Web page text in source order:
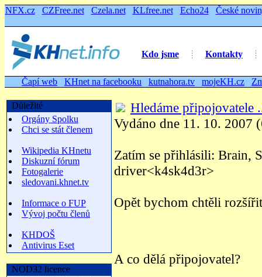
NFX.cz CZFree.net Czela.net KLfree.net Echo24 České
Kdo jsme Kontakty
Čapí web KHnet na facebooku kutnahora.tv mojeKH.cz
Důležité
Orgány Spolku
Chci se stát členem
Wikipedia KHnetu
Diskuzní fórum
Fotogalerie
sledovani.khnet.tv
Informace o FUP
Vývoj počtu členů
KHDOŠ
Antivirus Eset
NOD32 licence
Hledáme připojovatele
Vydáno dne 11. 10. 2007
Zatím se přihlásili: Brain,
driver<k4sk4d3r>
Opět bychom chtěli
A co dělá připojovatel?